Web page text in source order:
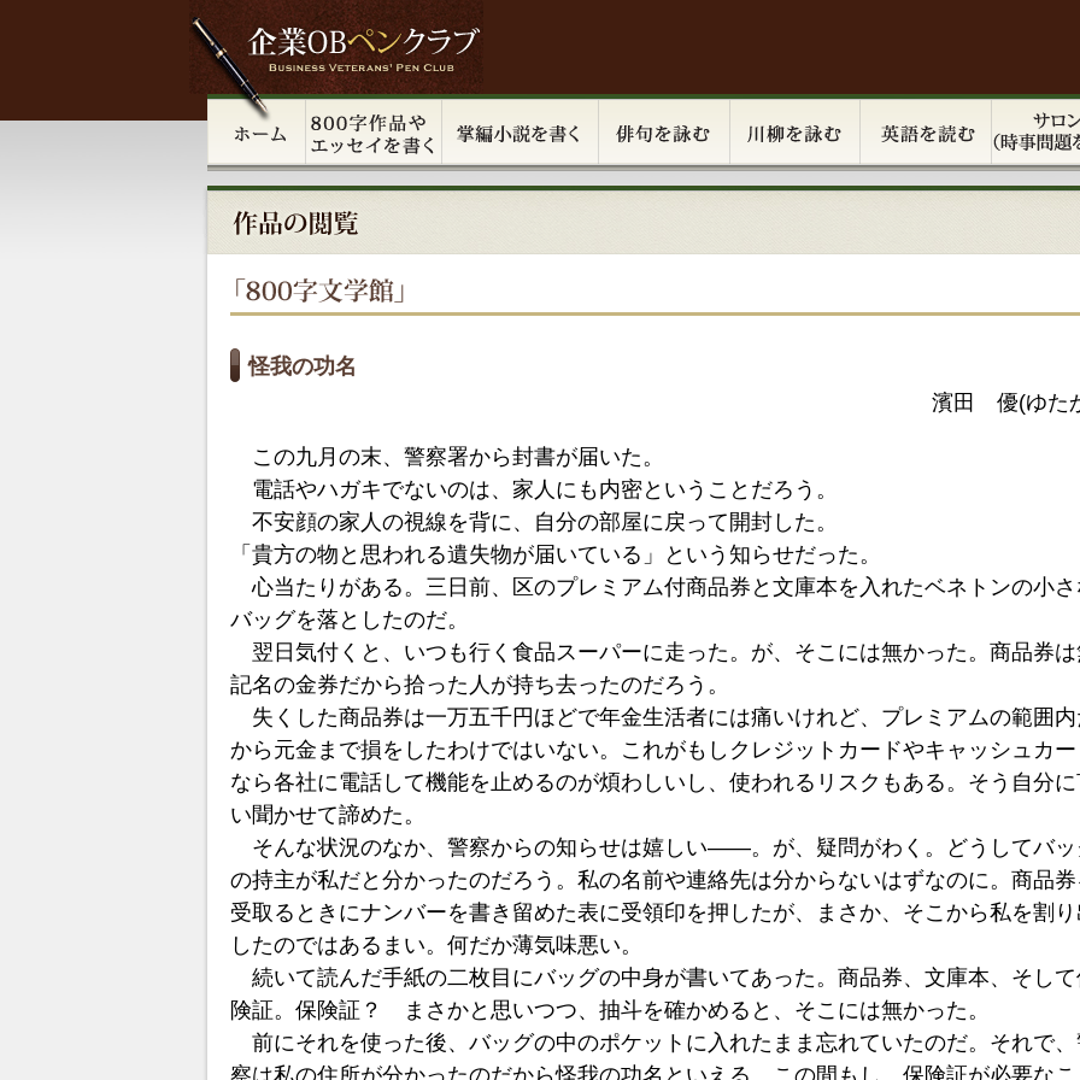
怪我の功名
濱田 優(ゆた
この九月の末、警察署から封書が届いた。
電話やハガキでないのは、家人にも内密ということだろう。
不安顔の家人の視線を背に、自分の部屋に戻って開封した。
「貴方の物と思われる遺失物が届いている」という知らせだった。
心当たりがある。三日前、区のプレミアム付商品券と文庫本を入れたベネトンの小
バッグを落としたのだ。
翌日気付くと、いつも行く食品スーパーに走った。が、そこには無かった。商品券
記名の金券だから拾った人が持ち去ったのだろう。
失くした商品券は一万五千円ほどで年金生活者には痛いけれど、プレミアムの範囲
から元金まで損をしたわけではいない。これがもしクレジットカードやキャッシュカ
なら各社に電話して機能を止めるのが煩わしいし、使われるリスクもある。そう自分
い聞かせて諦めた。
そんな状況のなか、警察からの知らせは嬉しい――。が、疑問がわく。どうしてバッ
の持主が私だと分かったのだろう。私の名前や連絡先は分からないはずなのに。商品
受取るときにナンバーを書き留めた表に受領印を押したが、まさか、そこから私を割
したのではあるまい。何だか薄気味悪い。
続いて読んだ手紙の二枚目にバッグの中身が書いてあった。商品券、文庫本、そし
険証。保険証？ まさかと思いつつ、抽斗を確かめると、そこには無かった。
前にそれを使った後、バッグの中のポケットに入れたまま忘れていたのだ。それで